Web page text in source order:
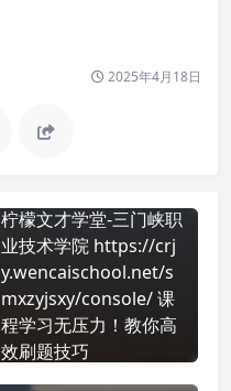
2025年4月18日
柠檬文才学堂-三门峡职
业技术学院 https://crj
y.wencaischool.net/s
mxzyjsxy/console/ 课
程学习无压力！教你高
效刷题技巧